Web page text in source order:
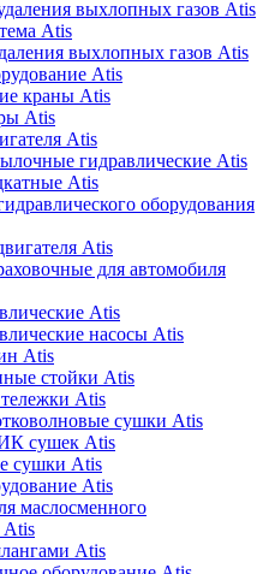
выхлопных газов Atis
Atis
выхлопных газов Atis
Atis
краны Atis
Atis
Atis
гидравлические Atis
Atis
оборудования
Atis
для автомобиля
Atis
насосы Atis
Atis
стойки Atis
Atis
сушки Atis
сушек Atis
сушки Atis
Atis
маслосменного
Atis
Atis